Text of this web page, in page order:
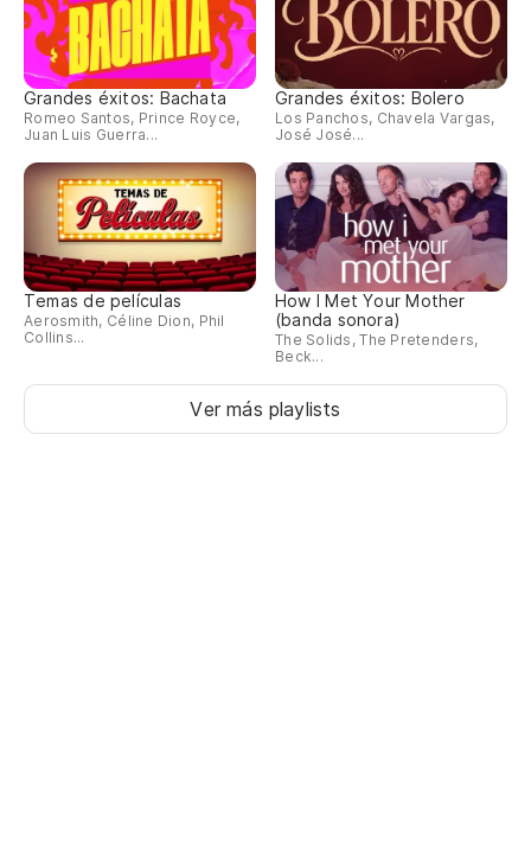
Grandes éxitos: Bachata
Romeo Santos, Prince Royce,
Juan Luis Guerra...
Grandes éxitos: Bolero
Los Panchos, Chavela Vargas,
José José...
Temas de películas
Aerosmith, Céline Dion, Phil
Collins...
How I Met Your Mother
(banda sonora)
The Solids, The Pretenders,
Beck...
Ver más playlists